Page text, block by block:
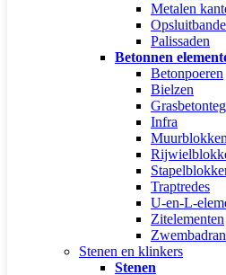
Metalen
Palissaden
Betonnen
Betonpoeren
Bielzen
Infra
Muurblokken
Traptredes
U-en-L-
Zitelementen
Stenen en klinkers
Stenen